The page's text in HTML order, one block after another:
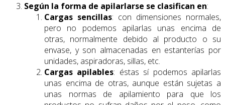
Según la forma de apilarlarse se clasifican en:
Cargas sencillas: con dimensiones normales,
pero no podemos apilarlas unas encima de
otras, normalmente debido al producto o su
envase, y son almacenadas en estanterías por
unidades, aspiradoras, sillas, etc.
Cargas apilables: éstas sí podemos apilarlas
unas encima de otras, aunque están sujetas a
unas normas de apilamiento para que los